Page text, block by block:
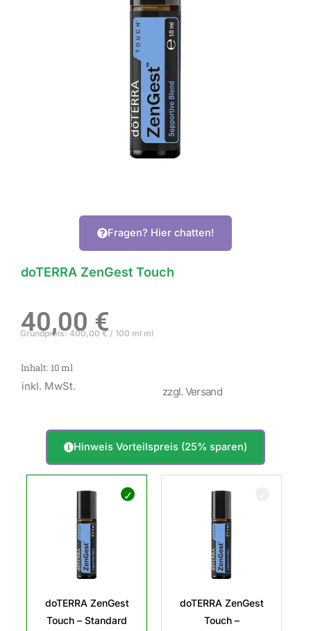
Fragen? Hier chatten!
doTERRA ZenGest Touch
40,00€
Inhalt: 10ml
inkl. MwSt. zzgl. Versand
Grundpreis:400,00€/ 100 ml ml
Hinweis Vorteilspreis (25% sparen)
doTERRA ZenGest
Touch – Standard
doTERRA ZenGest
Touch –